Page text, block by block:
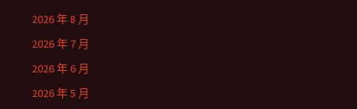
2026 年 8 月
2026 年 7 月
2026 年 6 月
2026 年 5 月